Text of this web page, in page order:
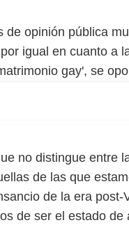
de opinión pública
igual en cuanto a
gay', se
no distingue entre
de las que
de la era
de ser el estado de